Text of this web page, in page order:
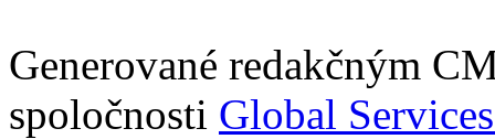
Generované redakčným
spoločnosti Global